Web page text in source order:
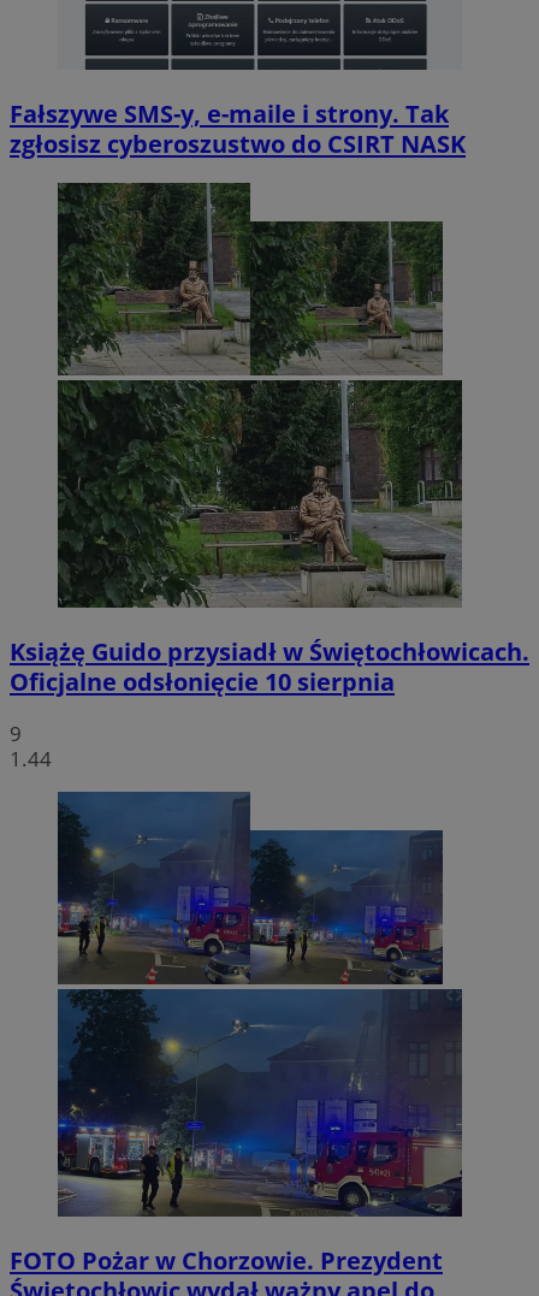
Fałszywe SMS-y, e-maile i strony. Tak
zgłosisz cyberoszustwo do CSIRT NASK
Książę Guido przysiadł w Świętochłowicach.
Oficjalne odsłonięcie 10 sierpnia
9
1.44
FOTO Pożar w Chorzowie. Prezydent